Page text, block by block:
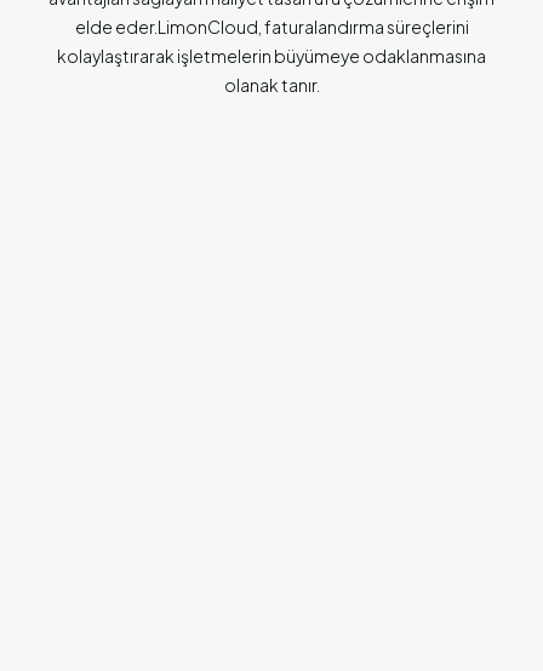
elde eder.LimonCloud, faturalandırma süreçlerini
kolaylaştırarak işletmelerin büyümeye odaklanmasına
olanak tanır.